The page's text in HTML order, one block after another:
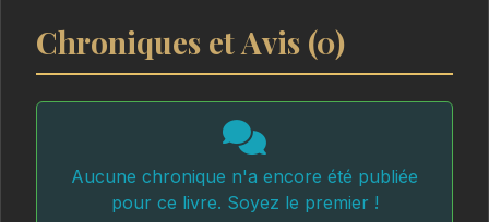
les femmes prennent les armes.
Chroniques et Avis (0)
Aucune chronique n'a encore été publiée
pour ce livre. Soyez le premier !